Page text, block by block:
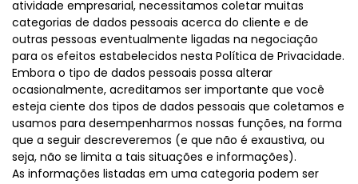
atividade empresarial, necessitamos coletar muitas
categorias de dados pessoais acerca do cliente e de
outras pessoas eventualmente ligadas na negociação
para os efeitos estabelecidos nesta Política de Privacidade.
Embora o tipo de dados pessoais possa alterar
ocasionalmente, acreditamos ser importante que você
esteja ciente dos tipos de dados pessoais que coletamos e
usamos para desempenharmos nossas funções, na forma
que a seguir descreveremos (e que não é exaustiva, ou
seja, não se limita a tais situações e informações).
As informações listadas em uma categoria podem ser